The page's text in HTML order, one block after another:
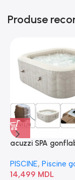
Produse
acuzzi SPA
Bubble” 28446
PISCINE, Piscine
14,499 MDL